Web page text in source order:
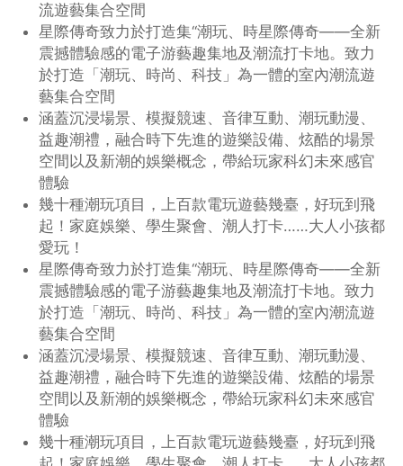
流遊藝集合空間
星際傳奇致力於打造集“潮玩、時星際傳奇——全新
震撼體驗感的電子游藝趣集地及潮流打卡地。致力
於打造「潮玩、時尚、科技」為一體的室內潮流遊
藝集合空間
涵蓋沉浸場景、模擬競速、音律互動、潮玩動漫、
益趣潮禮，融合時下先進的遊樂設備、炫酷的場景
空間以及新潮的娛樂概念，帶給玩家科幻未來感官
體驗
幾十種潮玩項目，上百款電玩遊藝幾臺，好玩到飛
起！家庭娛樂、學生聚會、潮人打卡……大人小孩都
愛玩！
星際傳奇致力於打造集“潮玩、時星際傳奇——全新
震撼體驗感的電子游藝趣集地及潮流打卡地。致力
於打造「潮玩、時尚、科技」為一體的室內潮流遊
藝集合空間
涵蓋沉浸場景、模擬競速、音律互動、潮玩動漫、
益趣潮禮，融合時下先進的遊樂設備、炫酷的場景
空間以及新潮的娛樂概念，帶給玩家科幻未來感官
體驗
幾十種潮玩項目，上百款電玩遊藝幾臺，好玩到飛